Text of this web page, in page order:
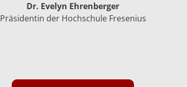
Dr. Evelyn Ehrenberger
Präsidentin der Hochschule Fresenius